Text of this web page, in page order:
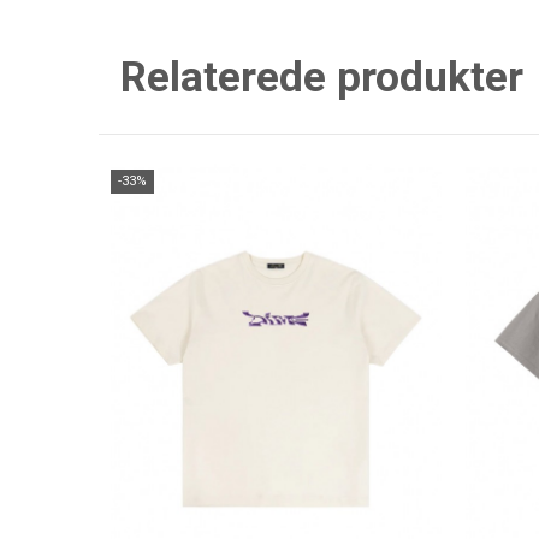
Relaterede produkter
-33%